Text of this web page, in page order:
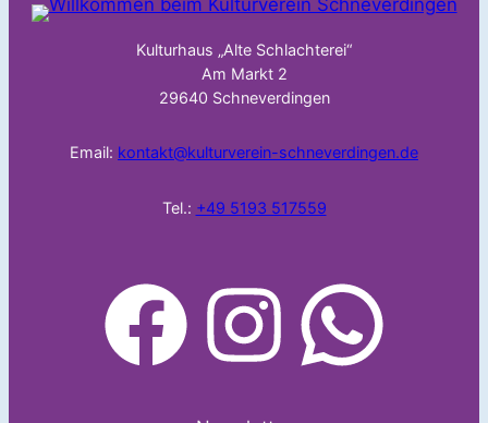
Kulturhaus „Alte Schlachterei“
Am Markt 2
29640 Schneverdingen
Email: kontakt@kulturverein-schneverdingen.de
Tel.: +49 5193 517559
facebook Instagram WhatsApp